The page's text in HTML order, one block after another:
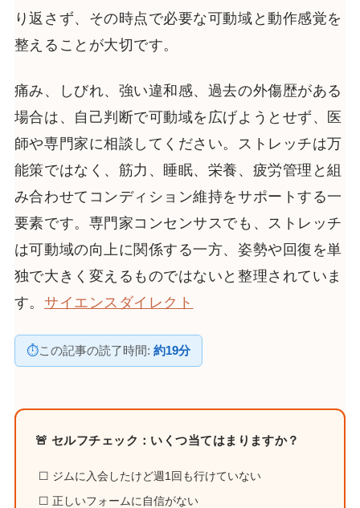
り返さず、その時点で必要な可動域と動作感覚を
整えることが大切です。
痛み、しびれ、強い違和感、過去の外傷歴がある
場合は、自己判断で可動域を広げようとせず、医
師や専門家に相談してください。ストレッチは万
能策ではなく、筋力、睡眠、栄養、疲労管理と組
み合わせてコンディション維持をサポートする一
要素です。専門家コンセンサスでも、ストレッチ
は可動域の向上に関係する一方、姿勢や回復を単
独で大きく変えるものではないと整理されていま
す。 サイエンスダイレクト
⏱この記事の読了時間: 約19分
🚨 セルフチェック：いくつ当てはまりますか？
☐ ジムに入会したけど週1回も行けていない
☐ 正しいフォームに自信がない